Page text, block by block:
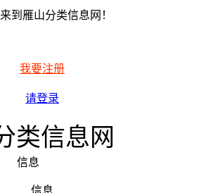
到雁山分类信息网！
我要注册
请登录
类信息网
信息
信息